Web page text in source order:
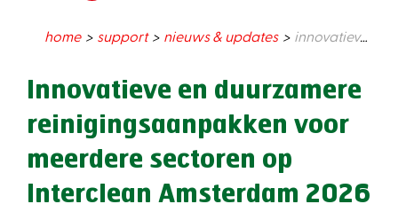
home support nieuws & updates innovatieve en duurzamere reinigingsaanpakken voor meerdere sectoren op interclean amsterdam 2026
Innovatieve en duurzamere
reinigingsaanpakken voor
meerdere sectoren op
Interclean Amsterdam 2026